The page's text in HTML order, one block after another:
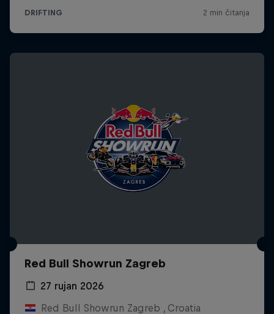
Red Bull Showrun Zagreb
27 rujan 2026
Red Bull Showrun Zagreb , Croatia